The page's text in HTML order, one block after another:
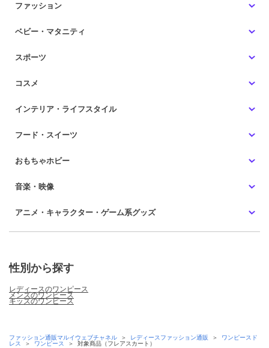
ファッション
ベビー・マタニティ
スポーツ
コスメ
インテリア・ライフスタイル
フード・スイーツ
おもちゃホビー
音楽・映像
アニメ・キャラクター・ゲーム系グッズ
性別から探す
レディースのワンピース
メンズのワンピース
キッズのワンピース
ファッション通販マルイウェブチャネル ＞ レディースファッション通販 ＞
ワンピースド
レス
＞ ワンピース ＞ 対象商品（フレアスカート）